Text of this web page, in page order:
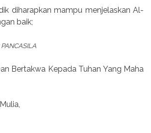
diharapkan mampu menjelaskan Al-
baik;
Bertakwa Kepada Tuhan Yang Maha